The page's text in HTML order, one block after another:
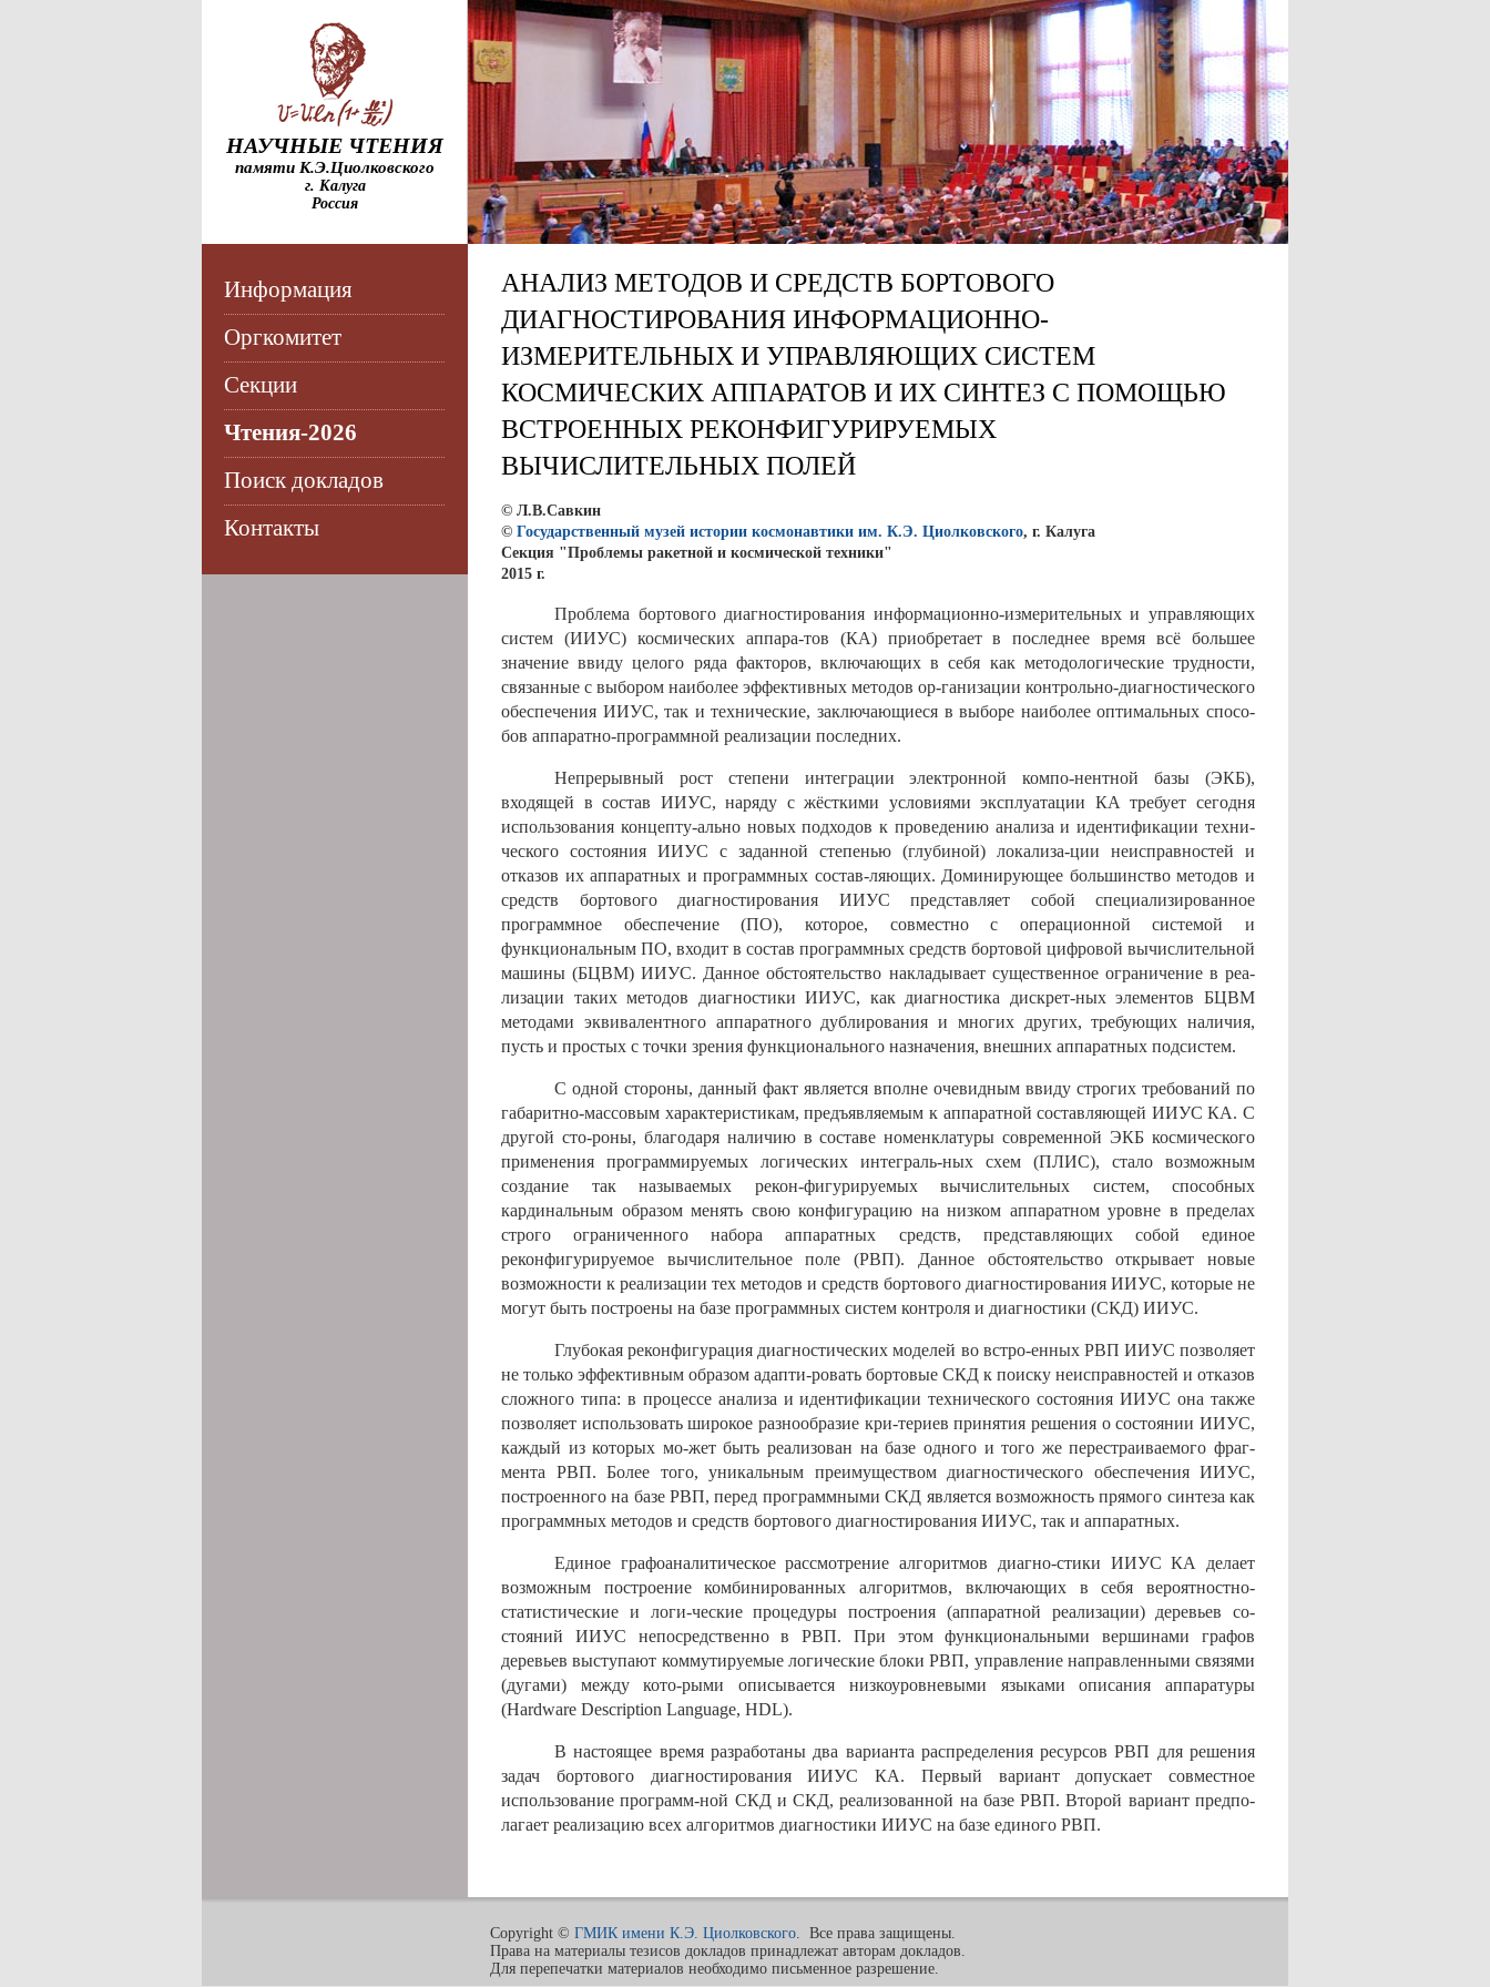
НАУЧНЫЕ ЧТЕНИЯ
памяти К.Э.Циолковского
г. Калуга
Россия
Информация
Оргкомитет
Секции
Чтения-2026
Поиск докладов
Контакты
АНАЛИЗ МЕТОДОВ И СРЕДСТВ БОРТОВОГО
ДИАГНОСТИРОВАНИЯ ИНФОРМАЦИОННО-
ИЗМЕРИТЕЛЬНЫХ И УПРАВЛЯЮЩИХ СИСТЕМ
КОСМИЧЕСКИХ АППАРАТОВ И ИХ СИНТЕЗ С ПОМОЩЬЮ
ВСТРОЕННЫХ РЕКОНФИГУРИРУЕМЫХ
ВЫЧИСЛИТЕЛЬНЫХ ПОЛЕЙ
© Л.В.Савкин
© Государственный музей истории космонавтики им. К.Э. Циолковского, г. Калуга
Секция "Проблемы ракетной и космической техники"
2015 г.
Проблема бортового диагностирования информационно-измерительных и управляющих
систем (ИИУС) космических аппара-тов (КА) приобретает в последнее время всё большее
значение ввиду целого ряда факторов, включающих в себя как методологические трудности,
связанные с выбором наиболее эффективных методов ор-ганизации контрольно-диагностического
обеспечения ИИУС, так и технические, заключающиеся в выборе наиболее оптимальных спосо-
бов аппаратно-программной реализации последних.
Непрерывный рост степени интеграции электронной компо-нентной базы (ЭКБ),
входящей в состав ИИУС, наряду с жёсткими условиями эксплуатации КА требует сегодня
использования концепту-ально новых подходов к проведению анализа и идентификации техни-
ческого состояния ИИУС с заданной степенью (глубиной) локализа-ции неисправностей и
отказов их аппаратных и программных состав-ляющих. Доминирующее большинство методов и
средств бортового диагностирования ИИУС представляет собой специализированное
программное обеспечение (ПО), которое, совместно с операционной системой и
функциональным ПО, входит в состав программных средств бортовой цифровой вычислительной
машины (БЦВМ) ИИУС. Данное обстоятельство накладывает существенное ограничение в реа-
лизации таких методов диагностики ИИУС, как диагностика дискрет-ных элементов БЦВМ
методами эквивалентного аппаратного дублирования и многих других, требующих наличия,
пусть и простых с точки зрения функционального назначения, внешних аппаратных подсистем.
С одной стороны, данный факт является вполне очевидным ввиду строгих требований по
габаритно-массовым характеристикам, предъявляемым к аппаратной составляющей ИИУС КА. С
другой сто-роны, благодаря наличию в составе номенклатуры современной ЭКБ космического
применения программируемых логических интеграль-ных схем (ПЛИС), стало возможным
создание так называемых рекон-фигурируемых вычислительных систем, способных
кардинальным образом менять свою конфигурацию на низком аппаратном уровне в пределах
строго ограниченного набора аппаратных средств, представляющих собой единое
реконфигурируемое вычислительное поле (РВП). Данное обстоятельство открывает новые
возможности к реализации тех методов и средств бортового диагностирования ИИУС, которые не
могут быть построены на базе программных систем контроля и диагностики (СКД) ИИУС.
Глубокая реконфигурация диагностических моделей во встро-енных РВП ИИУС позволяет
не только эффективным образом адапти-ровать бортовые СКД к поиску неисправностей и отказов
сложного типа: в процессе анализа и идентификации технического состояния ИИУС она также
позволяет использовать широкое разнообразие кри-териев принятия решения о состоянии ИИУС,
каждый из которых мо-жет быть реализован на базе одного и того же перестраиваемого фраг-
мента РВП. Более того, уникальным преимуществом диагностического обеспечения ИИУС,
построенного на базе РВП, перед программными СКД является возможность прямого синтеза как
программных методов и средств бортового диагностирования ИИУС, так и аппаратных.
Единое графоаналитическое рассмотрение алгоритмов диагно-стики ИИУС КА делает
возможным построение комбинированных алгоритмов, включающих в себя вероятностно-
статистические и логи-ческие процедуры построения (аппаратной реализации) деревьев со-
стояний ИИУС непосредственно в РВП. При этом функциональными вершинами графов
деревьев выступают коммутируемые логические блоки РВП, управление направленными связями
(дугами) между кото-рыми описывается низкоуровневыми языками описания аппаратуры
(Hardware Description Language, HDL).
В настоящее время разработаны два варианта распределения ресурсов РВП для решения
задач бортового диагностирования ИИУС КА. Первый вариант допускает совместное
использование программ-ной СКД и СКД, реализованной на базе РВП. Второй вариант предпо-
лагает реализацию всех алгоритмов диагностики ИИУС на базе единого РВП.
Copyright © ГМИК имени К.Э. Циолковского. Все права защищены.
Права на материалы тезисов докладов принадлежат авторам докладов.
Для перепечатки материалов необходимо письменное разрешение.